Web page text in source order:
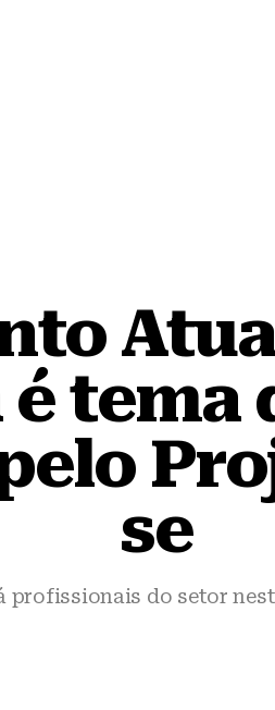
tema
se
do setor